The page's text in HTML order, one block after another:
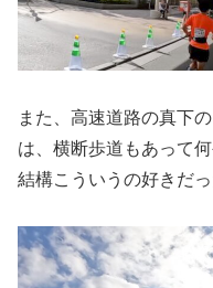
また、高速道路の真下
は、横断歩道もあって
結構こういうの好きだ